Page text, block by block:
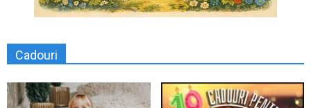
Cadouri